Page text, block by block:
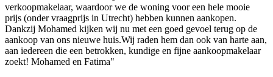
verkoopmakelaar, waardoor we de woning voor een hele mooie
prijs (onder vraagprijs in Utrecht) hebben kunnen aankopen.
Dankzij Mohamed kijken wij nu met een goed gevoel terug op de
aankoop van ons nieuwe huis.Wij raden hem dan ook van harte aan,
aan iedereen die een betrokken, kundige en fijne aankoopmakelaar
zoekt! Mohamed en Fatima"